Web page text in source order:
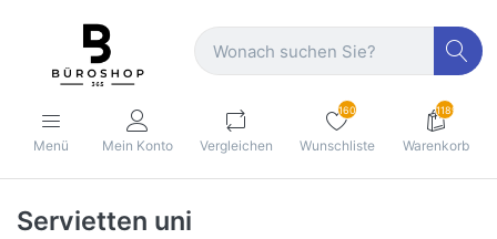
Menü Mein Konto Vergleichen
160
Wunschliste
1189
Warenkorb
Servietten uni